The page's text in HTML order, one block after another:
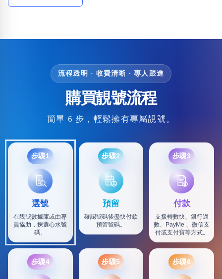
流程透明 · 收費清晰 · 專人跟進
購買靚號流程
簡單 6 步，輕鬆擁有專屬靚號。
步驟1
選號
在靚號數據庫或由專
員協助，揀選心水號
碼。
步驟2
預留
確認號碼後盡快付款
預留號碼。
步驟3
付款
支援轉數快、銀行過
數、PayMe 、微信支
付或支付寶等方式。
步驟4 步驟5 步驟6